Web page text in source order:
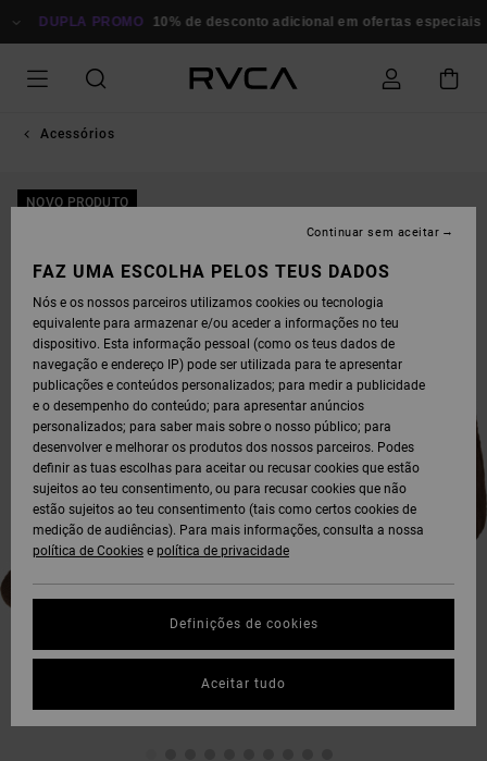
PARA DUPLA PROMO 10% de desconto adicional em ofertas especiais
Acessórios
NOVO PRODUTO
FAZ UMA ESCOLHA PELOS TEUS DADOS
Nós e os nossos parceiros utilizamos cookies ou tecnologia
equivalente para armazenar e/ou aceder a informações no teu
dispositivo. Esta informação pessoal (como os teus dados de
navegação e endereço IP) pode ser utilizada para te apresentar
publicações e conteúdos personalizados; para medir a publicidade
e o desempenho do conteúdo; para apresentar anúncios
personalizados; para saber mais sobre o nosso público; para
desenvolver e melhorar os produtos dos nossos parceiros. Podes
definir as tuas escolhas para aceitar ou recusar cookies que estão
sujeitos ao teu consentimento, ou para recusar cookies que não
estão sujeitos ao teu consentimento (tais como certos cookies de
medição de audiências). Para mais informações, consulta a nossa
política de Cookies e política de privacidade
Definições de cookies
Continuar sem aceitar
Aceitar tudo